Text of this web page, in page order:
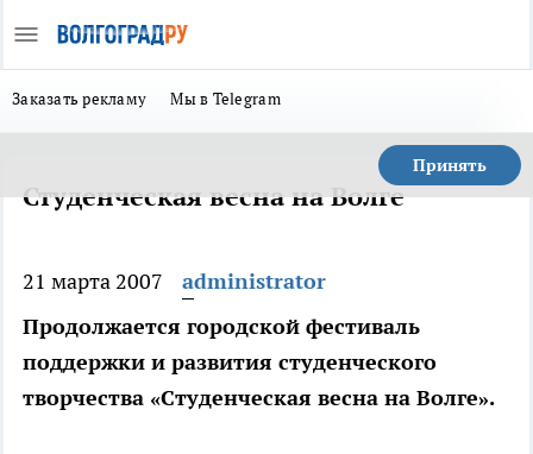
Заказать рекламу Мы в Telegram
Принять
Студенческая весна на Волге
21 марта 2007
administrator
Продолжается городской фестиваль
поддержки и развития студенческого
творчества «Студенческая весна на Волге».